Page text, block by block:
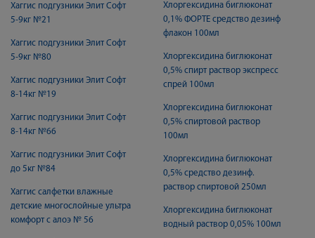
Хаггис подгузники Элит Софт
5-9кг №21
Хаггис подгузники Элит Софт
5-9кг №80
Хаггис подгузники Элит Софт
8-14кг №19
Хаггис подгузники Элит Софт
8-14кг №66
Хаггис подгузники Элит Софт
до 5кг №84
Хаггис салфетки влажные
детские многослойные ультра
комфорт с алоэ № 56
Хлоргексидина биглюконат
0,1% ФОРТЕ средство дезинф
флакон 100мл
Хлоргексидина биглюконат
0,5% спирт раствор экспресс
спрей 100мл
Хлоргексидина биглюконат
0,5% спиртовой раствор
100мл
Хлоргексидина биглюконат
0,5% средство дезинф.
раствор спиртовой 250мл
Хлоргексидина биглюконат
водный раствор 0,05% 100мл